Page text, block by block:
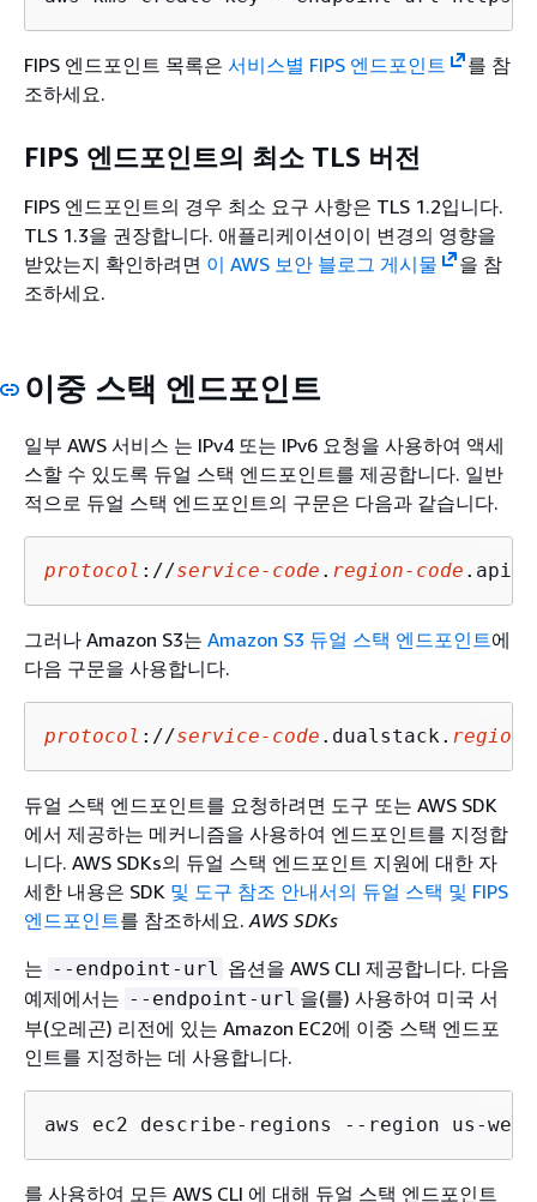
FIPS 엔드포인트 목록은 서비스별 FIPS 엔드포인트
를 참
조하세요.
FIPS 엔드포인트의 최소 TLS 버전
FIPS 엔드포인트의 경우 최소 요구 사항은 TLS 1.2입니다.
TLS 1.3을 권장합니다. 애플리케이션이이 변경의 영향을
받았는지 확인하려면 이 AWS 보안 블로그 게시물
을 참
조하세요.
이중 스택 엔드포인트
일부 AWS 서비스 는 IPv4 또는 IPv6 요청을 사용하여 액세
스할 수 있도록 듀얼 스택 엔드포인트를 제공합니다. 일반
적으로 듀얼 스택 엔드포인트의 구문은 다음과 같습니다.
protocol ://service-code . region-code
그러나 Amazon S3는 Amazon S3 듀얼 스택 엔드포인트에
다음 구문을 사용합니다.
protocol ://service-code .dualstack. region-
듀얼 스택 엔드포인트를 요청하려면 도구 또는 AWS SDK
에서 제공하는 메커니즘을 사용하여 엔드포인트를 지정합
니다. AWS SDKs의 듀얼 스택 엔드포인트 지원에 대한 자
세한 내용은 SDK 및 도구 참조 안내서의 듀얼 스택 및 FIPS
엔드포인트를 참조하세요. AWS SDKs
는 --endpoint-url
옵션을 AWS CLI 제공합니다. 다음
예제에서는 --endpoint-url 을(를) 사용하여 미국 서
부(오레곤) 리전에 있는 Amazon EC2에 이중 스택 엔드포
인트를 지정하는 데 사용합니다.
aws ec2 describe-regions --region us-
를 사용하여 모든 AWS CLI 에 대해 듀얼 스택 엔드포인트